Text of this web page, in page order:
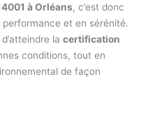
à Orléans, c’est donc
et en sérénité.
d’atteindre lacertification
conditions, tout en
de façon